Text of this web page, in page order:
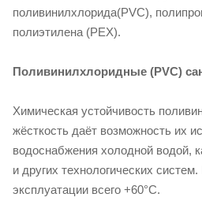
поливинилхлорида(PVC),
полиэтилена (PEX).
Поливинилхлоридные (PVC)
Химическая устойчивость
жёсткость даёт возможность их
водоснабжения холодной водой,
и других технологических
эксплуатации всего +60°C.